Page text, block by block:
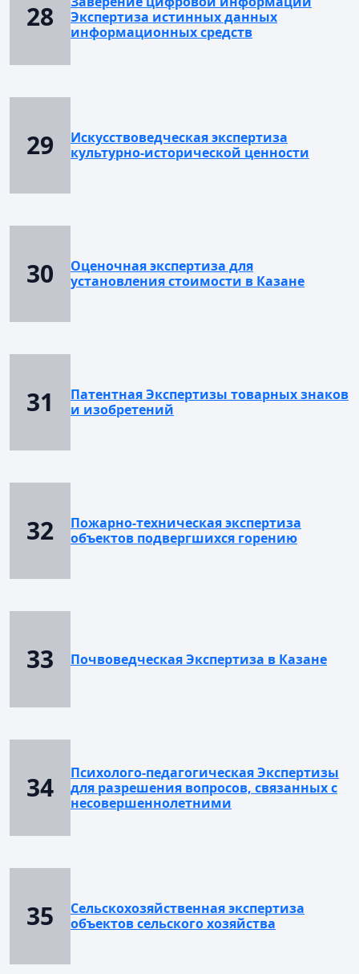
28
Экспертиза истинных данных
информационных средств
29
Искусствоведческая экспертиза
культурно-исторической ценности
30
Оценочная экспертиза для
установления стоимости в Казане
31
Патентная Экспертизы товарных знаков
и изобретений
32
Пожарно-техническая экспертиза
объектов подвергшихся горению
33 Почвоведческая Экспертиза в Казане
34
Психолого-педагогическая Экспертизы
для разрешения вопросов, связанных с
несовершеннолетними
35
Сельскохозяйственная экспертиза
объектов сельского хозяйства